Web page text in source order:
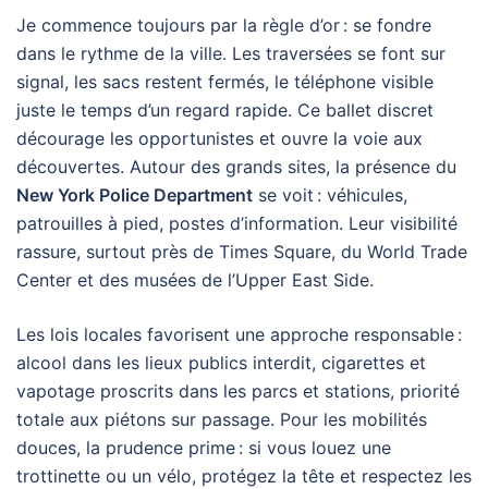
Je commence toujours par la règle d’or : se fondre
dans le rythme de la ville. Les traversées se font sur
signal, les sacs restent fermés, le téléphone visible
juste le temps d’un regard rapide. Ce ballet discret
décourage les opportunistes et ouvre la voie aux
découvertes. Autour des grands sites, la présence du
New York Police Department se voit : véhicules,
patrouilles à pied, postes d’information. Leur visibilité
rassure, surtout près de Times Square, du World Trade
Center et des musées de l’Upper East Side.
Les lois locales favorisent une approche responsable :
alcool dans les lieux publics interdit, cigarettes et
vapotage proscrits dans les parcs et stations, priorité
totale aux piétons sur passage. Pour les mobilités
douces, la prudence prime : si vous louez une
trottinette ou un vélo, protégez la tête et respectez les